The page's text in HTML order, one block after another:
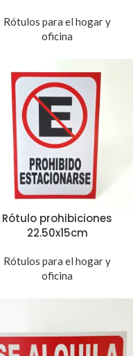
Rótulos para el hogar y
oficina
Rótulo prohibiciones
22.50x15cm
Rótulos para el hogar y
oficina